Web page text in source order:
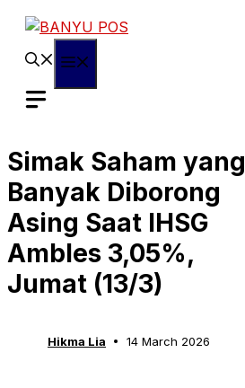
Skip
content
Simak Saham yang
Banyak Diborong
Asing Saat IHSG
Ambles 3,05%,
Jumat (13/3)
Hikma Lia 14 March 2026